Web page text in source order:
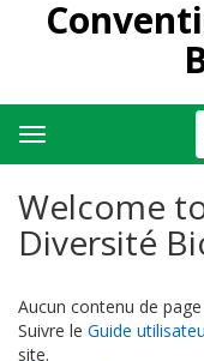
Toggle
navigation
Welcome
Diversité
Aucun contenu de
Suivre le Guide
site.